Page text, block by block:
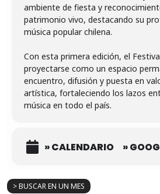
> BUSCAR EN UN MES
ambiente de fiesta y
patrimonio vivo, destacando su
música popular chilena.
Con esta primera edición, el
proyectarse como un espacio
encuentro, difusión y puesta en
artística, fortaleciendo los lazos
música en todo el país.
» CALENDARIO »